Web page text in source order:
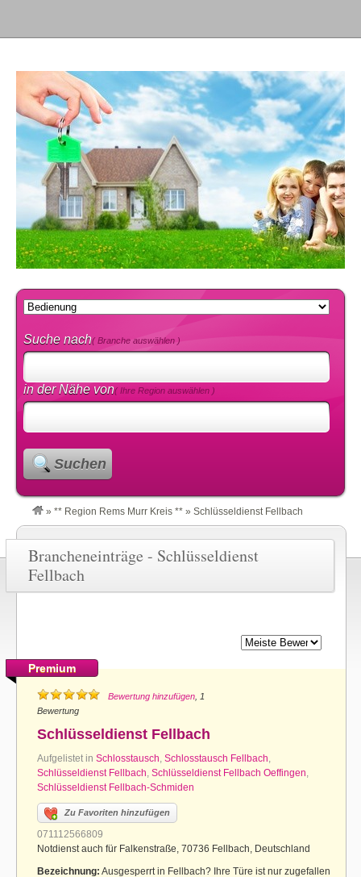
Suche nach( Branche auswählen )
in der Nähe von( Ihre Region auswählen )
Suchen
» ** Region Rems Murr Kreis ** » Schlüsseldienst Fellbach
Brancheneinträge - Schlüsseldienst
Fellbach
Premium
Bewertung hinzufügen , 1
Bewertung
Schlüsseldienst Fellbach
Aufgelistet in Schlosstausch, Schlosstausch Fellbach,
Schlüsseldienst Fellbach, Schlüsseldienst Fellbach Oeffingen,
Schlüsseldienst Fellbach-Schmiden
Zu Favoriten hinzufügen
071112566809
Notdienst auch für Falkenstraße, 70736 Fellbach, Deutschland
Bezeichnung: Ausgesperrt in Fellbach? Ihre Türe ist nur zugefallen